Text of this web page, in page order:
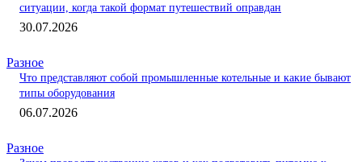
ситуации, когда такой формат путешествий оправдан
30.07.2026
Разное
Что представляют собой промышленные котельные и какие бывают
типы оборудования
06.07.2026
Разное